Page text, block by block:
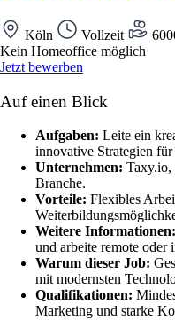
Köln Vollzeit
Kein Homeoffice möglich
Jetzt bewerben
Auf einen Blick
Aufgaben: Leite ein
innovative Strategien
Unternehmen: Taxy.io,
Branche.
Vorteile: Flexibles
Weitere Informationen:
und arbeite remote oder
Warum dieser Job:
mit modernsten
Qualifikationen:
Marketing und starke